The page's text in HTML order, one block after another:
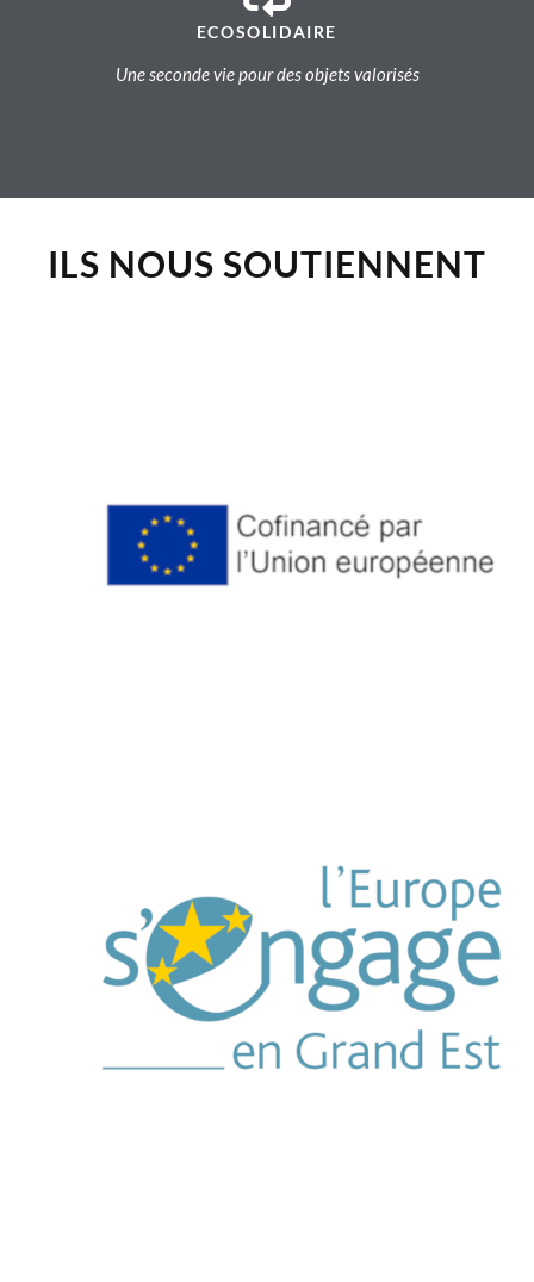
ECOSOLIDAIRE
Une seconde vie pour des objets valorisés
ILS NOUS SOUTIENNENT